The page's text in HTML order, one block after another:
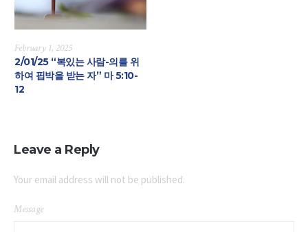
February 1, 2025
2/01/25 “복있는 사람-의를 위
하여 핍박을 받는 자” 마 5:10-
12
Leave a Reply
Your email address will not be published.
Message